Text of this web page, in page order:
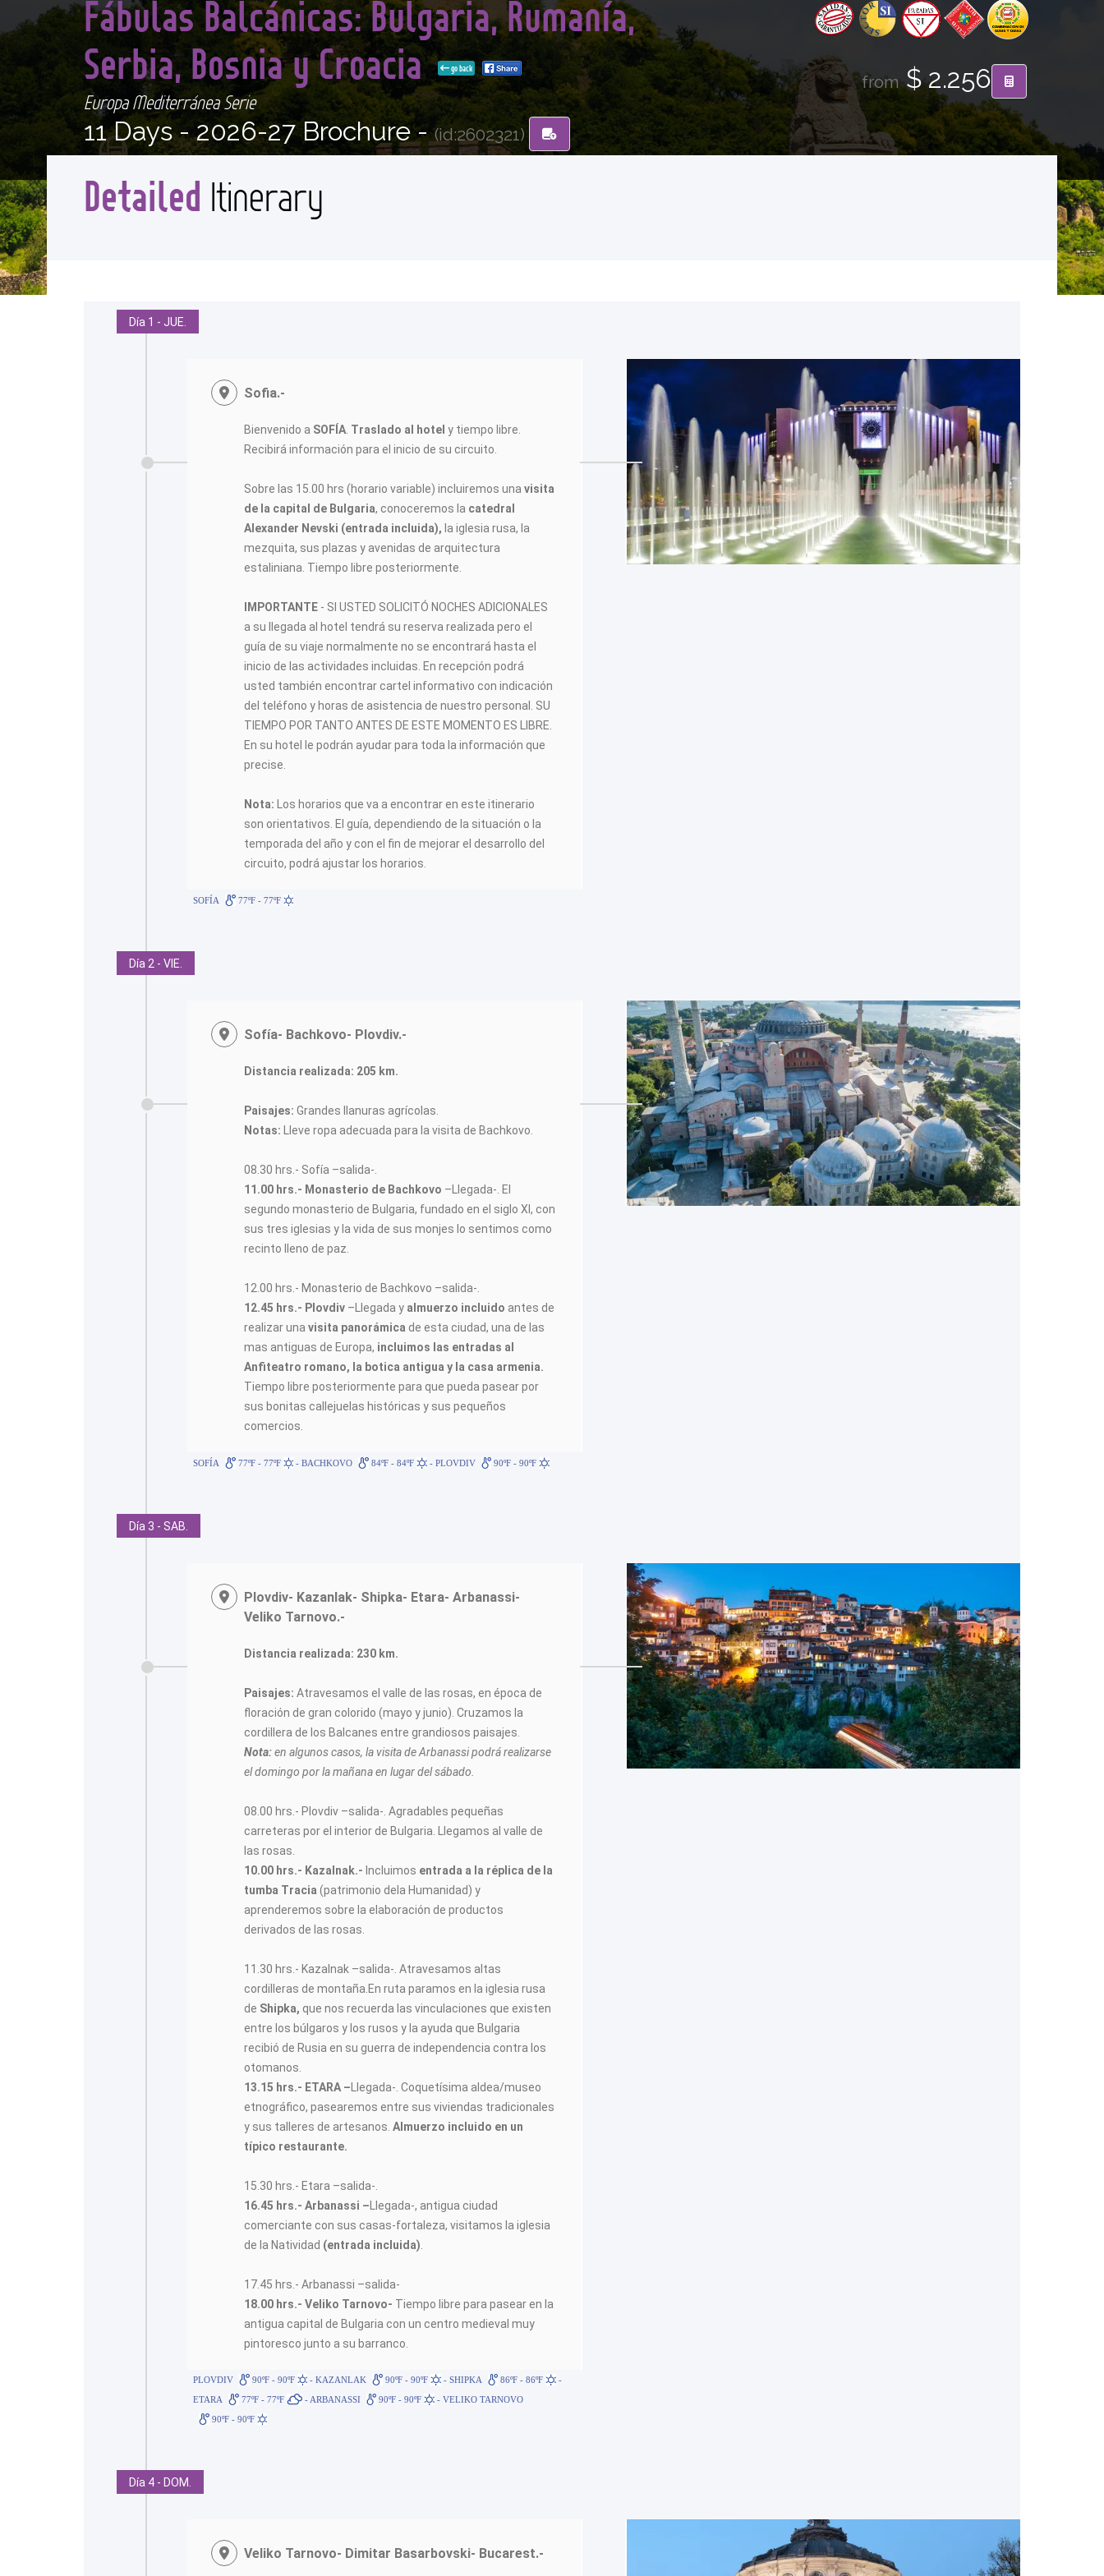
Fábulas Balcánicas: Bulgaria, Rumanía,
Serbia, Bosnia y Croacia
go back
Europa Mediterránea Serie
11 Days -2026-27 Brochure -(id:2602321)
from$ 2.256
Detailed Itinerary
Día 1 - JUE.
Sofia.-
Bienvenido a SOFÍA Traslado al hotely tiempo libre.
Recibirá información para el inicio de su circuito.
Sobre las 15.00 hrs (horario variable) incluiremos unavisita
de la capital de Bulgaria, conoceremos la catedral
Alexander Nevski (entrada incluida), la iglesia rusa, la
mezquita, sus plazas y avenidas de arquitectura
estaliniana. Tiempo libre posteriormente.
IMPORTANTE - SI USTED SOLICITÓ NOCHES ADICIONALES
a su llegada al hotel tendrá su reserva realizada pero el
guía de su viaje normalmente no se encontrará hasta el
inicio de las actividades incluidas. En recepción podrá
usted también encontrar cartel informativo con indicación
del teléfono y horas de asistencia de nuestro personal. SU
TIEMPO POR TANTO ANTES DE ESTE MOMENTO ES LIBRE.
En su hotel le podrán ayudar para toda la información que
precise.
Nota: Los horarios que va a encontrar en este itinerario
son orientativos. El guía, dependiendo de la situación o la
temporada del año y con el fin de mejorar el desarrollo del
circuito, podrá ajustar los horarios.
SOFÍA 77ºF - 77ºF
Día 2 - VIE.
Sofía- Bachkovo- Plovdiv.-
Distancia realizada: 205 km.
Paisajes: Grandes llanuras agrícolas.
Notas: Lleve ropa adecuada para la visita de Bachkovo.
08.30 hrs.- Sofía –salida-.
11.00 hrs.- Monasterio de Bachkovo –Llegada-. El
segundo monasterio de Bulgaria, fundado en el siglo XI, con
sus tres iglesias y la vida de sus monjes lo sentimos como
recinto lleno de paz.
12.00 hrs.- Monasterio de Bachkovo –salida-.
12.45 hrs.- Plovdiv –Llegada y almuerzo incluido antes de
realizar unavisita panorámica de esta ciudad, una de las
mas antiguas de Europa, incluimos las entradas al
Anfiteatro romano, la botica antigua y la casa armenia.
Tiempo libre posteriormente para que pueda pasear por
sus bonitas callejuelas históricas y sus pequeños
comercios.
SOFÍA 77ºF - 77ºF - BACHKOVO 84ºF - 84ºF - PLOVDIV 90ºF - 90ºF
Día 3 - SAB.
Plovdiv- Kazanlak- Shipka- Etara- Arbanassi-
Veliko Tarnovo.-
Distancia realizada: 230 km.
Paisajes:Atravesamos el valle de las rosas, en época de
floración de gran colorido (mayo y junio). Cruzamos la
cordillera de los Balcanes entre grandiosos paisajes.
Nota:en algunos casos, la visita de Arbanassi podrá realizarse
el domingo por la mañana en lugar del sábado.
08.00 hrs.- Plovdiv –salida-. Agradables pequeñas
carreteras por el interior de Bulgaria. Llegamos al valle de
las rosas.
10.00 hrs.- Kazalnak.- Incluimos entrada a la réplica de la
tumba Tracia (patrimonio dela Humanidad) y
aprenderemos sobre la elaboración de productos
derivados de las rosas.
11.30 hrs.- Kazalnak –salida-. Atravesamos altas
cordilleras de montaña.En ruta paramos en la iglesia rusa
de Shipka, que nos recuerda las vinculaciones que existen
entre los búlgaros y los rusos y la ayuda que Bulgaria
recibió de Rusia en su guerra de independencia contra los
otomanos.
13.15 hrs.- ETARA – Llegada-. Coquetísima aldea/museo
etnográfico, pasearemos entre sus viviendas tradicionales
y sus talleres de artesanos.Almuerzo incluido en un
típico restaurante.
15.30 hrs.- Etara –salida-.
16.45 hrs.- Arbanassi – Llegada-, antigua ciudad
comerciante con sus casas-fortaleza, visitamos la iglesia
de la Natividad (entrada incluida)
17.45 hrs.- Arbanassi –salida-
18.00 hrs.- Veliko Tarnovo- Tiempo libre para pasear en la
antigua capital de Bulgaria con un centro medieval muy
pintoresco junto a su barranco.
PLOVDIV 90ºF - 90ºF - KAZANLAK 90ºF - 90ºF - SHIPKA 86ºF - 86ºF
-
ETARA
77ºF - 77ºF - ARBANASSI 90ºF - 90ºF
- VELIKO TARNOVO
90ºF - 90ºF
Día 4 - DOM.
Veliko Tarnovo- Dimitar Basarbovski- Bucarest.-